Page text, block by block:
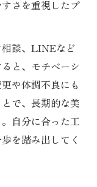
さを重視したプ
相談、LINEなど
と、モチベーシ
や体調不良にも
で、長期的な美
自分に合った工
を踏み出してく